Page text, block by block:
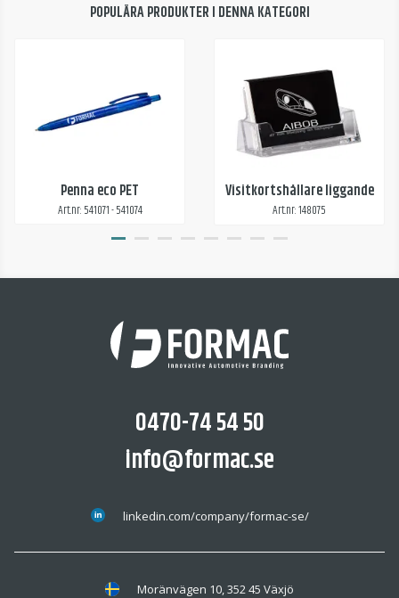
POPULÄRA PRODUKTER I DENNA KATEGORI
Penna eco PET
Art.nr: 541071 - 541074
Visitkortshållare liggande
Art.nr: 148075
0470-74 54 50
info@formac.se
linkedin.com/company/formac-se/
Moränvägen 10, 352 45 Växjö